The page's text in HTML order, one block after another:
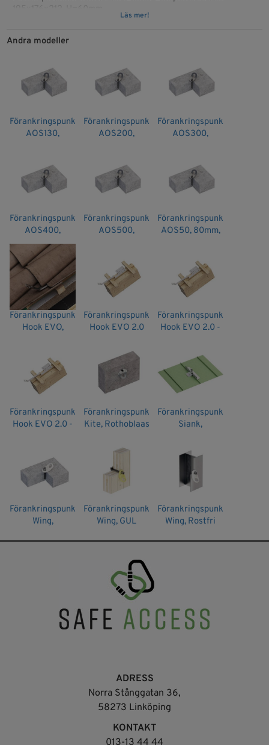
Artikelnr: CARRIER
EAN: 8053800076746
Läs mer!
Andra modeller
Förankringspunkt
AOS130,
Förankringspunkt
AOS200,
Förankringspunkt
AOS300,
Förankringspunkt
AOS400,
H=450mm,
Rothoblaas
Förankringspunkt
AOS500,
Förankringspunkt
AOS50, 80mm,
Förankringspunkt
Hook EVO,
Förankringspunkt
Hook EVO 2.0
Förankringspunkt
Hook EVO 2.0 -
Förankringspunkt
Hook EVO 2.0 -
Förankringspunkt
Kite, Rothoblaas
Förankringspunkt
Siank,
Förankringspunkt
Wing,
Förankringspunkt
Wing, GUL
Förankringspunkt
Wing, Rostfri
ADRESS
Norra Stånggatan 36,
58273 Linköping
KONTAKT